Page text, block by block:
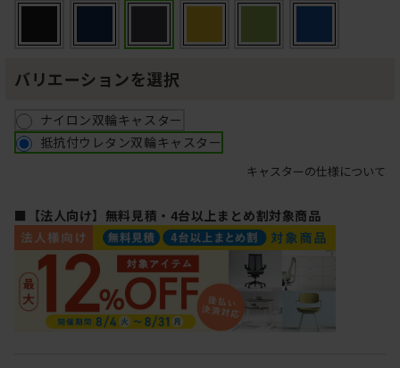
バリエーションを選択
ナイロン双輪キャスター
抵抗付ウレタン双輪キャスター
キャスターの仕様について
■【法人向け】無料見積・4台以上まとめ割対象商品